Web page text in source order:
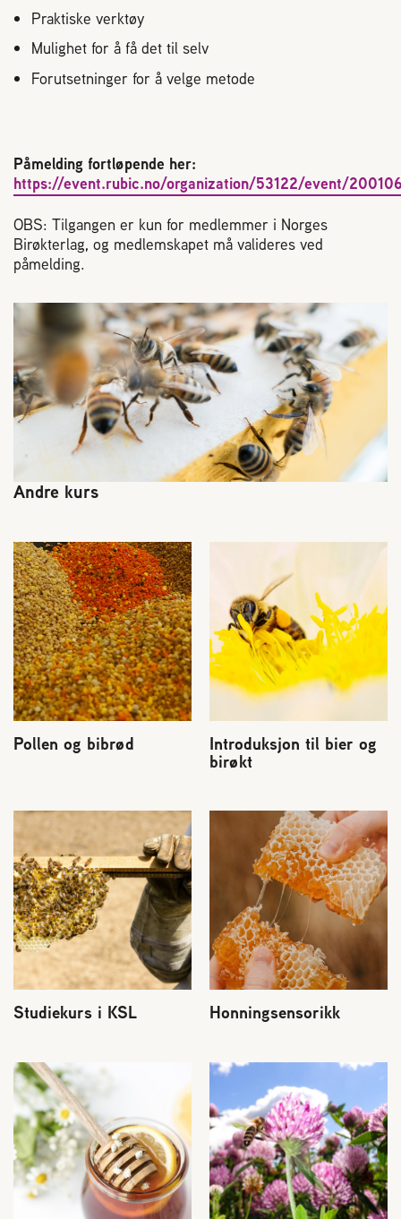
Praktiske verktøy
Mulighet for å få det til selv
Forutsetninger for å velge metode
Påmelding fortløpende her:
https://event.rubic.no/organization/53122/event/
OBS: Tilgangen er kun for medlemmer i Norges
Birøkterlag, og medlemskapet må valideres ved
påmelding.
Andre kurs
Pollen og bibrød Introduksjon til bier og
birøkt
Studiekurs i KSL Honningsensorikk